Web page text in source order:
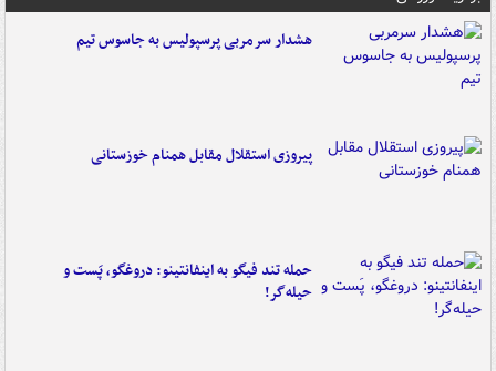
هشدار سرمربی پرسپولیس به جاسوس تیم
پیروزی استقلال مقابل همنام خوزستانی
حمله تند فیگو به اینفانتینو: دروغگو، پَست‌ و
حیله‌گر!